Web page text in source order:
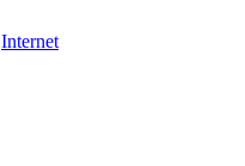
Internet